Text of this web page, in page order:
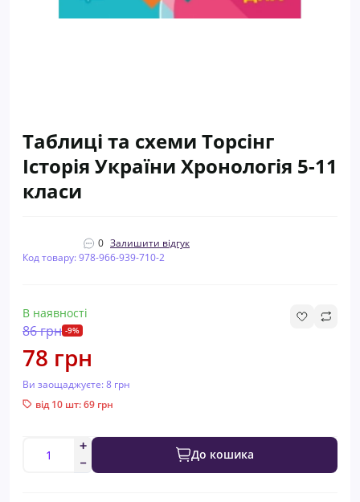
Таблиці та схеми Торсінг
Історія України Хронологія 5-11
класи
0 Залишити відгук
Код товару: 978-966-939-710-2
В наявності
86 грн -9%
78 грн
Ви заощаджуєте:8 грн
від 10 шт: 69 грн
До кошика